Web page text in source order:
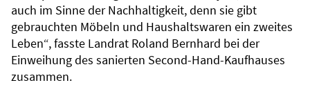
auch im Sinne der Nachhaltigkeit, denn sie gibt
gebrauchten Möbeln und Haushaltswaren ein zweites
Leben“, fasste Landrat Roland Bernhard bei der
Einweihung des sanierten Second-Hand-Kaufhauses
zusammen.